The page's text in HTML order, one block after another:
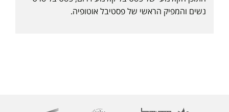
נשים והמפיק הראשי של פסטיבל אוטופיה.